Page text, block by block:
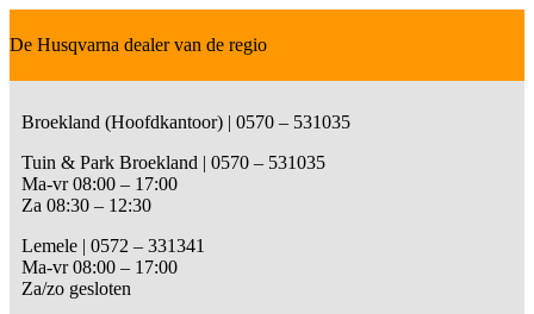
De Husqvarna dealer van de regio
Broekland (Hoofdkantoor) | 0570 – 531035
Tuin & Park Broekland | 0570 – 531035
Ma-vr 08:00 – 17:00
Za 08:30 – 12:30
Lemele | 0572 – 331341
Ma-vr 08:00 – 17:00
Za/zo gesloten